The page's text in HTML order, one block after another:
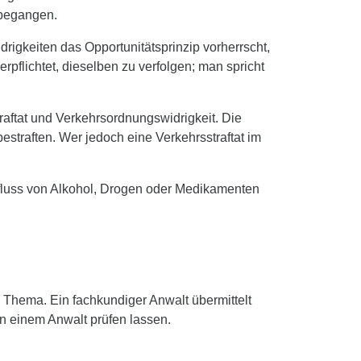
das Opportunitätsprinzip vorherrscht,
dieselben zu verfolgen; man spricht
und Verkehrsordnungswidrigkeit. Die
Wer jedoch eine Verkehrsstraftat im
von Alkohol, Drogen oder Medikamenten
Ein fachkundiger Anwalt übermittelt
einem Anwalt prüfen lassen.